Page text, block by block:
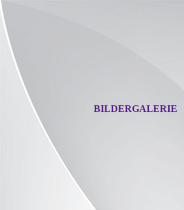
BILDERGALERIE